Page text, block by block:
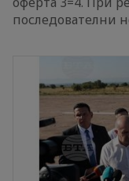
последователни